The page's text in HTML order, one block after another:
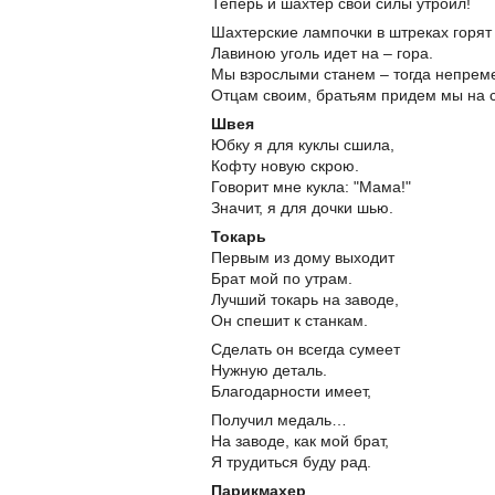
Шахтерские лампочки в штреках горят
Лавиною уголь идет на – гора.
Мы взрослыми станем – тогда
Отцам своим, братьям придем мы на
Швея
Юбку я для куклы сшила,
Кофту новую скрою.
Говорит мне кукла: "Мама!"
Значит, я для дочки шью.
Токарь
Первым из дому выходит
Брат мой по утрам.
Лучший токарь на заводе,
Он спешит к станкам.
Сделать он всегда сумеет
Нужную деталь.
Благодарности имеет,
Получил медаль…
На заводе, как мой брат,
Я трудиться буду рад.
Парикмахер